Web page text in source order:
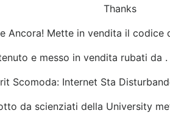
Thanks
Ancora! Mette in vendita il codice
e messo in vendita rubati
Scomoda: Internet Sta
da scienziati della University